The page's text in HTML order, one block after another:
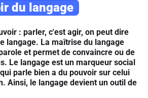
du langage
: parler, c'est agir, on peut dire
langage. La maîtrise du langage
et permet de convaincre ou de
Le langage est un marqueur social
parle bien a du pouvoir sur celui
Ainsi, le langage devient un outil de